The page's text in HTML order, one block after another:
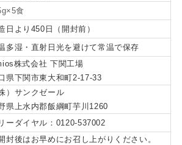
食
日より450日（開封前）
多湿・直射日光を避けて常温で保存
株式会社 下関工場
県下関市東大和町2-17-33
株）サンクゼール
県上水内郡飯綱町芋川1260
ーダイヤル：0120-537002
封後はお早めにお召し上がりください。